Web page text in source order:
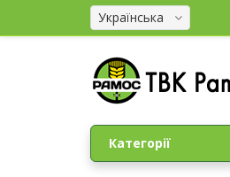
Українська
Категорії